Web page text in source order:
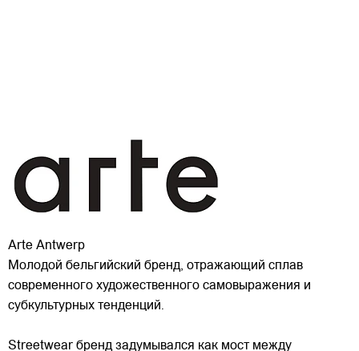
Arte Antwerp
Молодой бельгийский бренд, отражающий сплав
современного художественного самовыражения и
субкультурных тенденций.
Streetwear бренд задумывался как мост между